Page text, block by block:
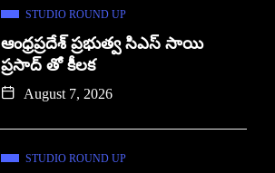
STUDIO ROUND UP
ఆంధ్రప్రదేశ్ ప్రభుత్వ సిఎస్ సాయి
ప్రసాద్ తో కీలక
August 7, 2026
STUDIO ROUND UP